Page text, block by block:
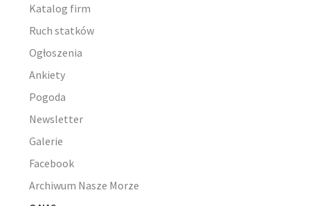
Katalog firm
Ruch statków
Ogłoszenia
Ankiety
Pogoda
Newsletter
Galerie
Facebook
Archiwum Nasze Morze